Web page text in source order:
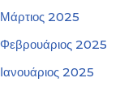
Μάρτιος 2025
Φεβρουάριος 2025
Ιανουάριος 2025